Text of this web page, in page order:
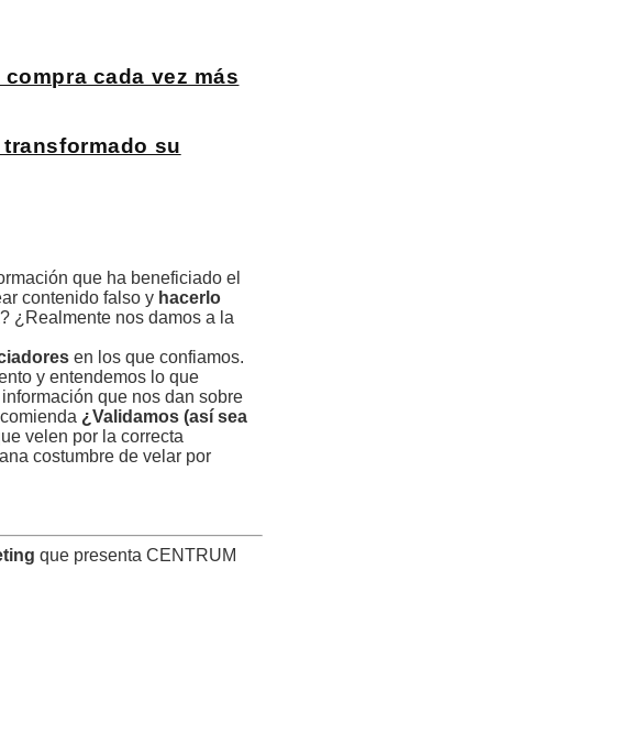
cada vez más
su
que ha beneficiado el
contenido falso y hacerlo
¿Realmente nos damos a la
en los que confiamos.
y entendemos lo que
que nos dan sobre
¿Validamos (así sea
velen por la correcta
costumbre de velar por
que presenta CENTRUM